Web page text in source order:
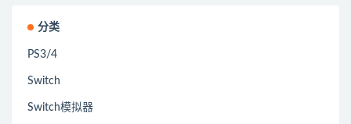
分类
PS3/4
Switch
Switch模拟器